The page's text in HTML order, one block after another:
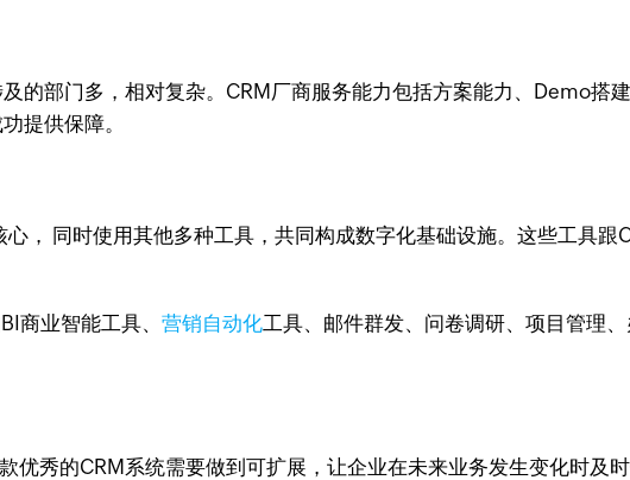
的部门多，相对复杂。CRM厂商服务能力包括方案能力、Demo搭
提供保障。
， 同时使用其他多种工具，共同构成数字化基础设施。这些工具跟
商业智能工具、营销自动化工具、邮件群发、问卷调研、项目管理
秀的CRM系统需要做到可扩展，让企业在未来业务发生变化时及